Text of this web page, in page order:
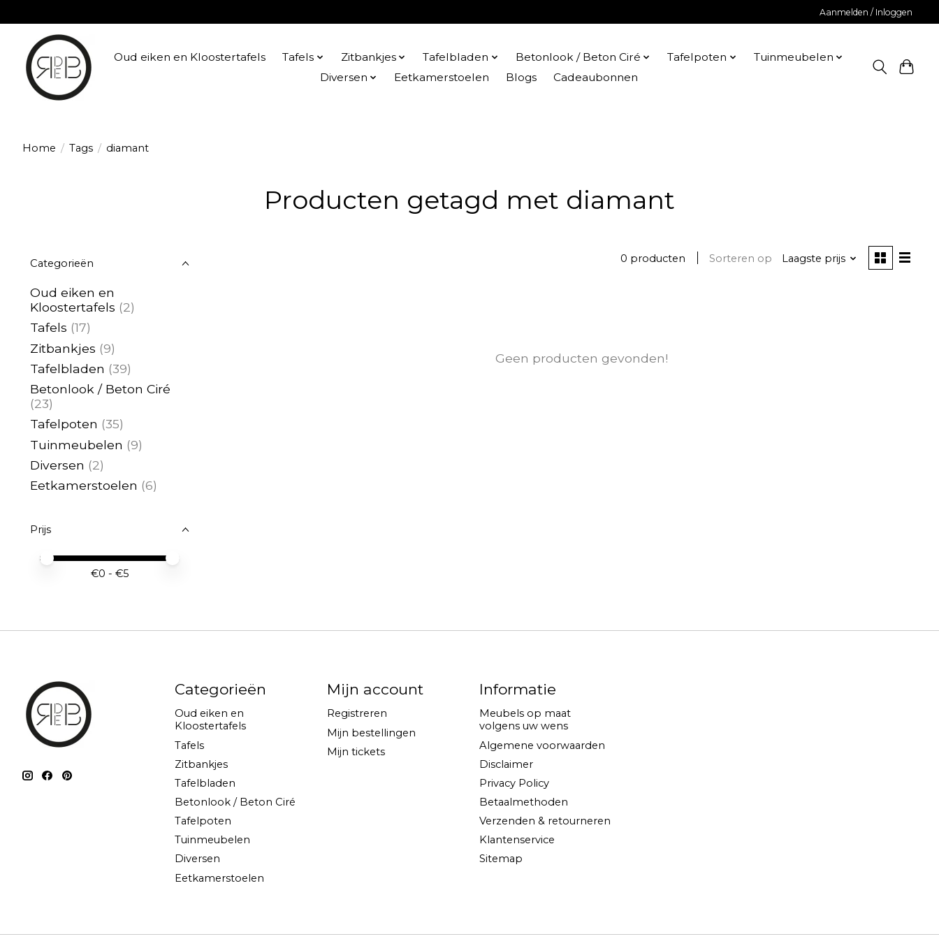
Aanmelden / Inloggen
Oud eiken en Kloostertafels Tafels Zitbankjes Tafelbladen Betonlook / Beton Ciré Tafelpoten
Tuinmeubelen
Diversen
Eetkamerstoelen Blogs Cadeaubonnen
Home / Tags / diamant
Producten getagd met diamant
Categorieën
Oud eiken en
Kloostertafels (2)
Tafels (17)
Zitbankjes (9)
Tafelbladen (39)
Betonlook / Beton Ciré
(23)
Tafelpoten (35)
Tuinmeubelen (9)
Diversen (2)
Eetkamerstoelen (6)
Prijs
Minimale prijswaarde
Price maximum value
€0 - €5
0 producten Sorteren op Laagste prijs
Geen producten gevonden!
Categorieën
Oud eiken en
Kloostertafels
Tafels
Zitbankjes
Tafelbladen
Betonlook / Beton Ciré
Tafelpoten
Tuinmeubelen
Diversen
Eetkamerstoelen
Mijn account
Registreren
Mijn bestellingen
Mijn tickets
Informatie
Meubels op maat
volgens uw wens
Algemene voorwaarden
Disclaimer
Privacy Policy
Betaalmethoden
Verzenden & retourneren
Klantenservice
Sitemap